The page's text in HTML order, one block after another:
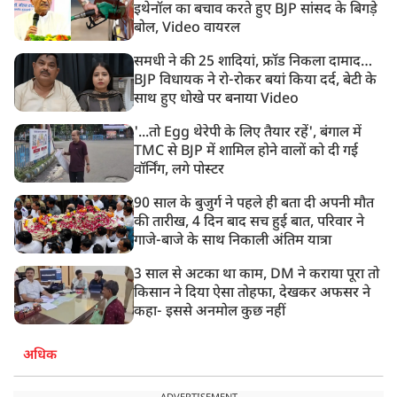
दिल्ली में AAP विधायक अजय दत्त के दक्षिणपुरी स्थित दफ़्तर के
बाहर BJP का प्रदर्शन
इथेनॉल का बचाव करते हुए BJP सांसद के बिगड़े
बोल, Video वायरल
समधी ने की 25 शादियां, फ्रॉड निकला दामाद…
BJP विधायक ने रो-रोकर बयां किया दर्द, बेटी के
साथ हुए धोखे पर बनाया Video
'...तो Egg थेरेपी के लिए तैयार रहें', बंगाल में
TMC से BJP में शामिल होने वालों को दी गई
वॉर्निंग, लगे पोस्टर
90 साल के बुजुर्ग ने पहले ही बता दी अपनी मौत
की तारीख, 4 दिन बाद सच हुई बात, परिवार ने
गाजे-बाजे के साथ निकाली अंतिम यात्रा
3 साल से अटका था काम, DM ने कराया पूरा तो
किसान ने दिया ऐसा तोहफा, देखकर अफसर ने
कहा- इससे अनमोल कुछ नहीं
अधिक